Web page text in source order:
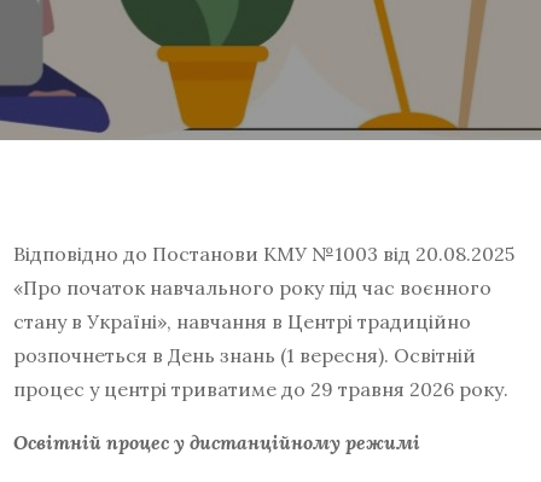
Відповідно до Постанови КМУ №1003 від 20.08.2025
«Про початок навчального року під час воєнного
стану в Україні», навчання в Центрі традиційно
розпочнеться в День знань (1 вересня). Освітній
процес у центрі триватиме до 29 травня 2026 року.
Освітній процес у дистанційному режимі